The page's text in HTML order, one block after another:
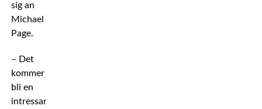
sig an
Michael
Page.
– Det
kommer
bli en
intressant